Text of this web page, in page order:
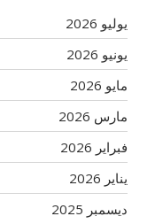
يوليو 2026
يونيو 2026
مايو 2026
مارس 2026
فبراير 2026
يناير 2026
ديسمبر 2025